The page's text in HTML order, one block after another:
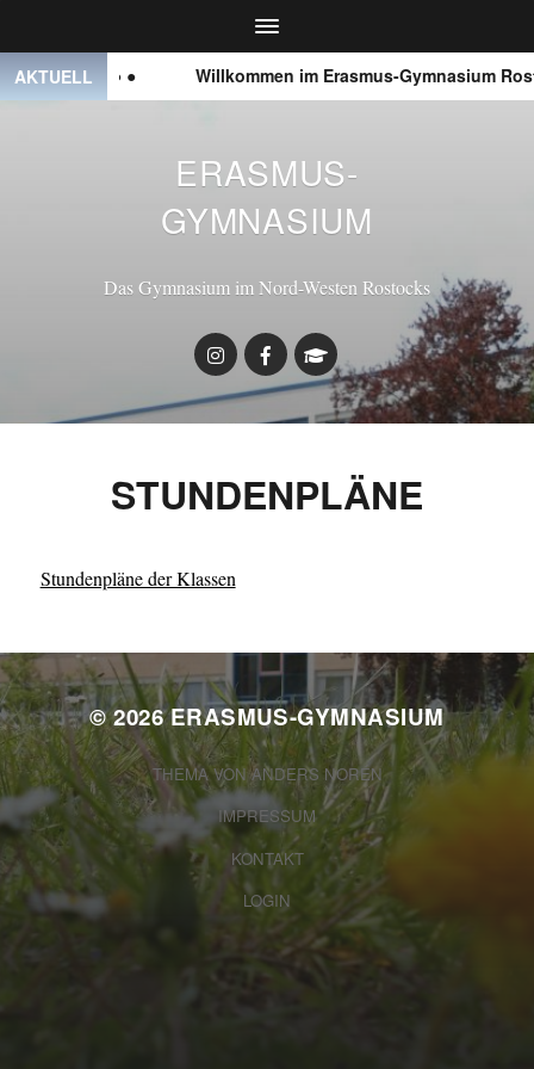
AKTUELL● ● ● Willkommen im Erasmus-Gymnasium
ERASMUS-
GYMNASIUM
Das Gymnasium im Nord-Westen Rostocks
STUNDENPLÄNE
Stundenpläne der Klassen
© 2026ERASMUS-GYMNASIUM
THEMA VONANDERS NORÉN
IMPRESSUM
KONTAKT
LOGIN